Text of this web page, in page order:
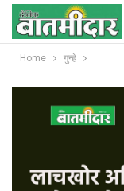
Home गुन्हे